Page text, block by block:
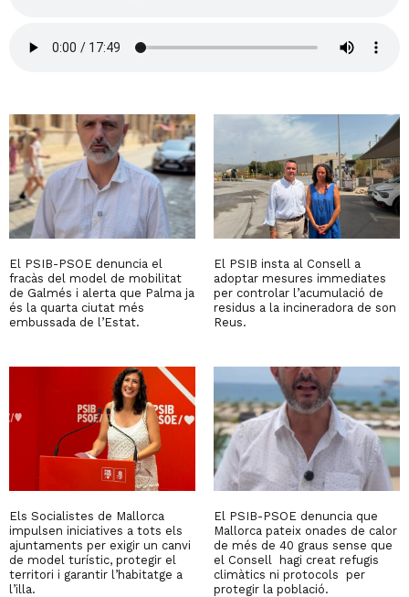
El PSIB-PSOE denuncia el
fracàs del model de mobilitat
de Galmés i alerta que Palma ja
és la quarta ciutat més
embussada de l’Estat.
El PSIB insta al Consell a
adoptar mesures immediates
per controlar l’acumulació de
residus a la incineradora de son
Reus.
Els Socialistes de Mallorca
impulsen iniciatives a tots els
ajuntaments per exigir un canvi
de model turístic, protegir el
territori i garantir l’habitatge a
l’illa.
El PSIB-PSOE denuncia que
Mallorca pateix onades de calor
de més de 40 graus sense que
el Consell hagi creat refugis
climàtics ni protocols per
protegir la població.